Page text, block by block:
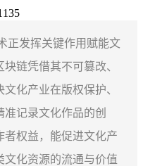
正发挥关键作用赋能文
链凭借其不可篡改、
化产业在版权保护、
记录文化作品的创
者权益，能促进文化产
文化资源的流通与价值